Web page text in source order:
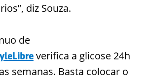
diz Souza.
de
verifica a glicose 24h
semanas. Basta colocar o